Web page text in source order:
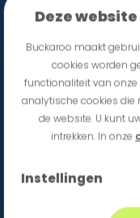
Deze
Buckaroo maakt
cookies worden
functionaliteit van onze
analytische cookies die
de website. U kunt
intrekken. In onze
Instellingen
Restauration et lieux
franchise
Mobilité